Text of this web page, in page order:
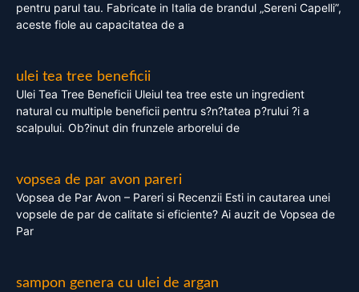
pentru parul tau. Fabricate in Italia de brandul „Sereni Capelli”,
aceste fiole au capacitatea de a
ulei tea tree beneficii
Ulei Tea Tree Beneficii Uleiul tea tree este un ingredient
natural cu multiple beneficii pentru s?n?tatea p?rului ?i a
scalpului. Ob?inut din frunzele arborelui de
vopsea de par avon pareri
Vopsea de Par Avon – Pareri si Recenzii Esti in cautarea unei
vopsele de par de calitate si eficiente? Ai auzit de Vopsea de
Par
sampon genera cu ulei de argan